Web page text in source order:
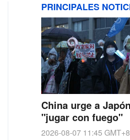
PRINCIPALES
China urge a
"jugar con fuego"
2026-08-07 11:45 GMT+8